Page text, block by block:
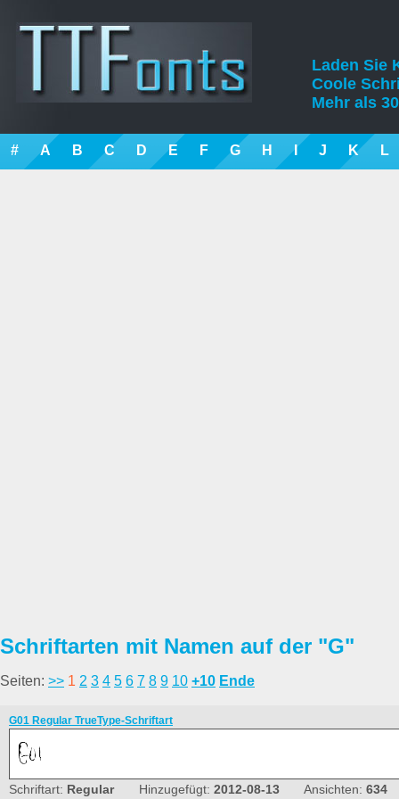
Laden Sie
Coole
Mehr als
# A B C D E F G H I J K L
Schriftarten mit Namen auf der "G"
Seiten: >> 1 2 3 4 5 6 7 8 9 10 +10 Ende
G01 Regular TrueType-Schriftart
Schriftart: RegularHinzugefügt: 2012-08-13 Ansichten: 634